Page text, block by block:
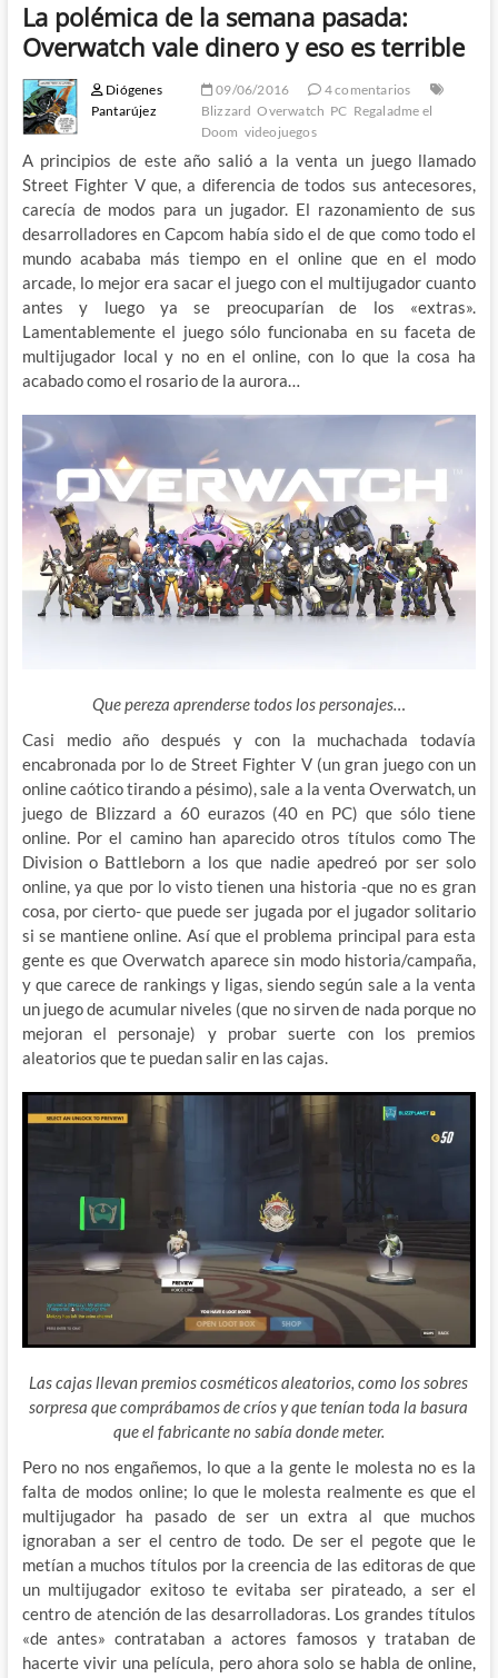
La polémica de la semana pasada:
Overwatch vale dinero y eso es terrible
Diógenes
Pantarújez
09/06/2016
4 comentarios
Blizzard Overwatch PC Regaladme el
Doom videojuegos
A principios de este año salió a la venta un juego llamado
Street Fighter V que, a diferencia de todos sus antecesores,
carecía de modos para un jugador. El razonamiento de sus
desarrolladores en Capcom había sido el de que como todo el
mundo acababa más tiempo en el online que en el modo
arcade, lo mejor era sacar el juego con el multijugador cuanto
antes y luego ya se preocuparían de los «extras».
Lamentablemente el juego sólo funcionaba en su faceta de
multijugador local y no en el online, con lo que la cosa ha
acabado como el rosario de la aurora…
Que pereza aprenderse todos los personajes…
Casi medio año después y con la muchachada todavía
encabronada por lo de Street Fighter V (un gran juego con un
online caótico tirando a pésimo), sale a la venta Overwatch, un
juego de Blizzard a 60 eurazos (40 en PC) que sólo tiene
online. Por el camino han aparecido otros títulos como The
Division o Battleborn a los que nadie apedreó por ser solo
online, ya que por lo visto tienen una historia -que no es gran
cosa, por cierto- que puede ser jugada por el jugador solitario
si se mantiene online. Así que el problema principal para esta
gente es que Overwatch aparece sin modo historia/campaña,
y que carece de rankings y ligas, siendo según sale a la venta
un juego de acumular niveles (que no sirven de nada porque no
mejoran el personaje) y probar suerte con los premios
aleatorios que te puedan salir en las cajas.
Las cajas llevan premios cosméticos aleatorios, como los sobres
sorpresa que comprábamos de críos y que tenían toda la basura
que el fabricante no sabía donde meter.
Pero no nos engañemos, lo que a la gente le molesta no es la
falta de modos online; lo que le molesta realmente es que el
multijugador ha pasado de ser un extra al que muchos
ignoraban a ser el centro de todo. De ser el pegote que le
metían a muchos títulos por la creencia de las editoras de que
un multijugador exitoso te evitaba ser pirateado, a ser el
centro de atención de las desarrolladoras. Los grandes títulos
«de antes» contrataban a actores famosos y trataban de
hacerte vivir una película, pero ahora solo se habla de online,